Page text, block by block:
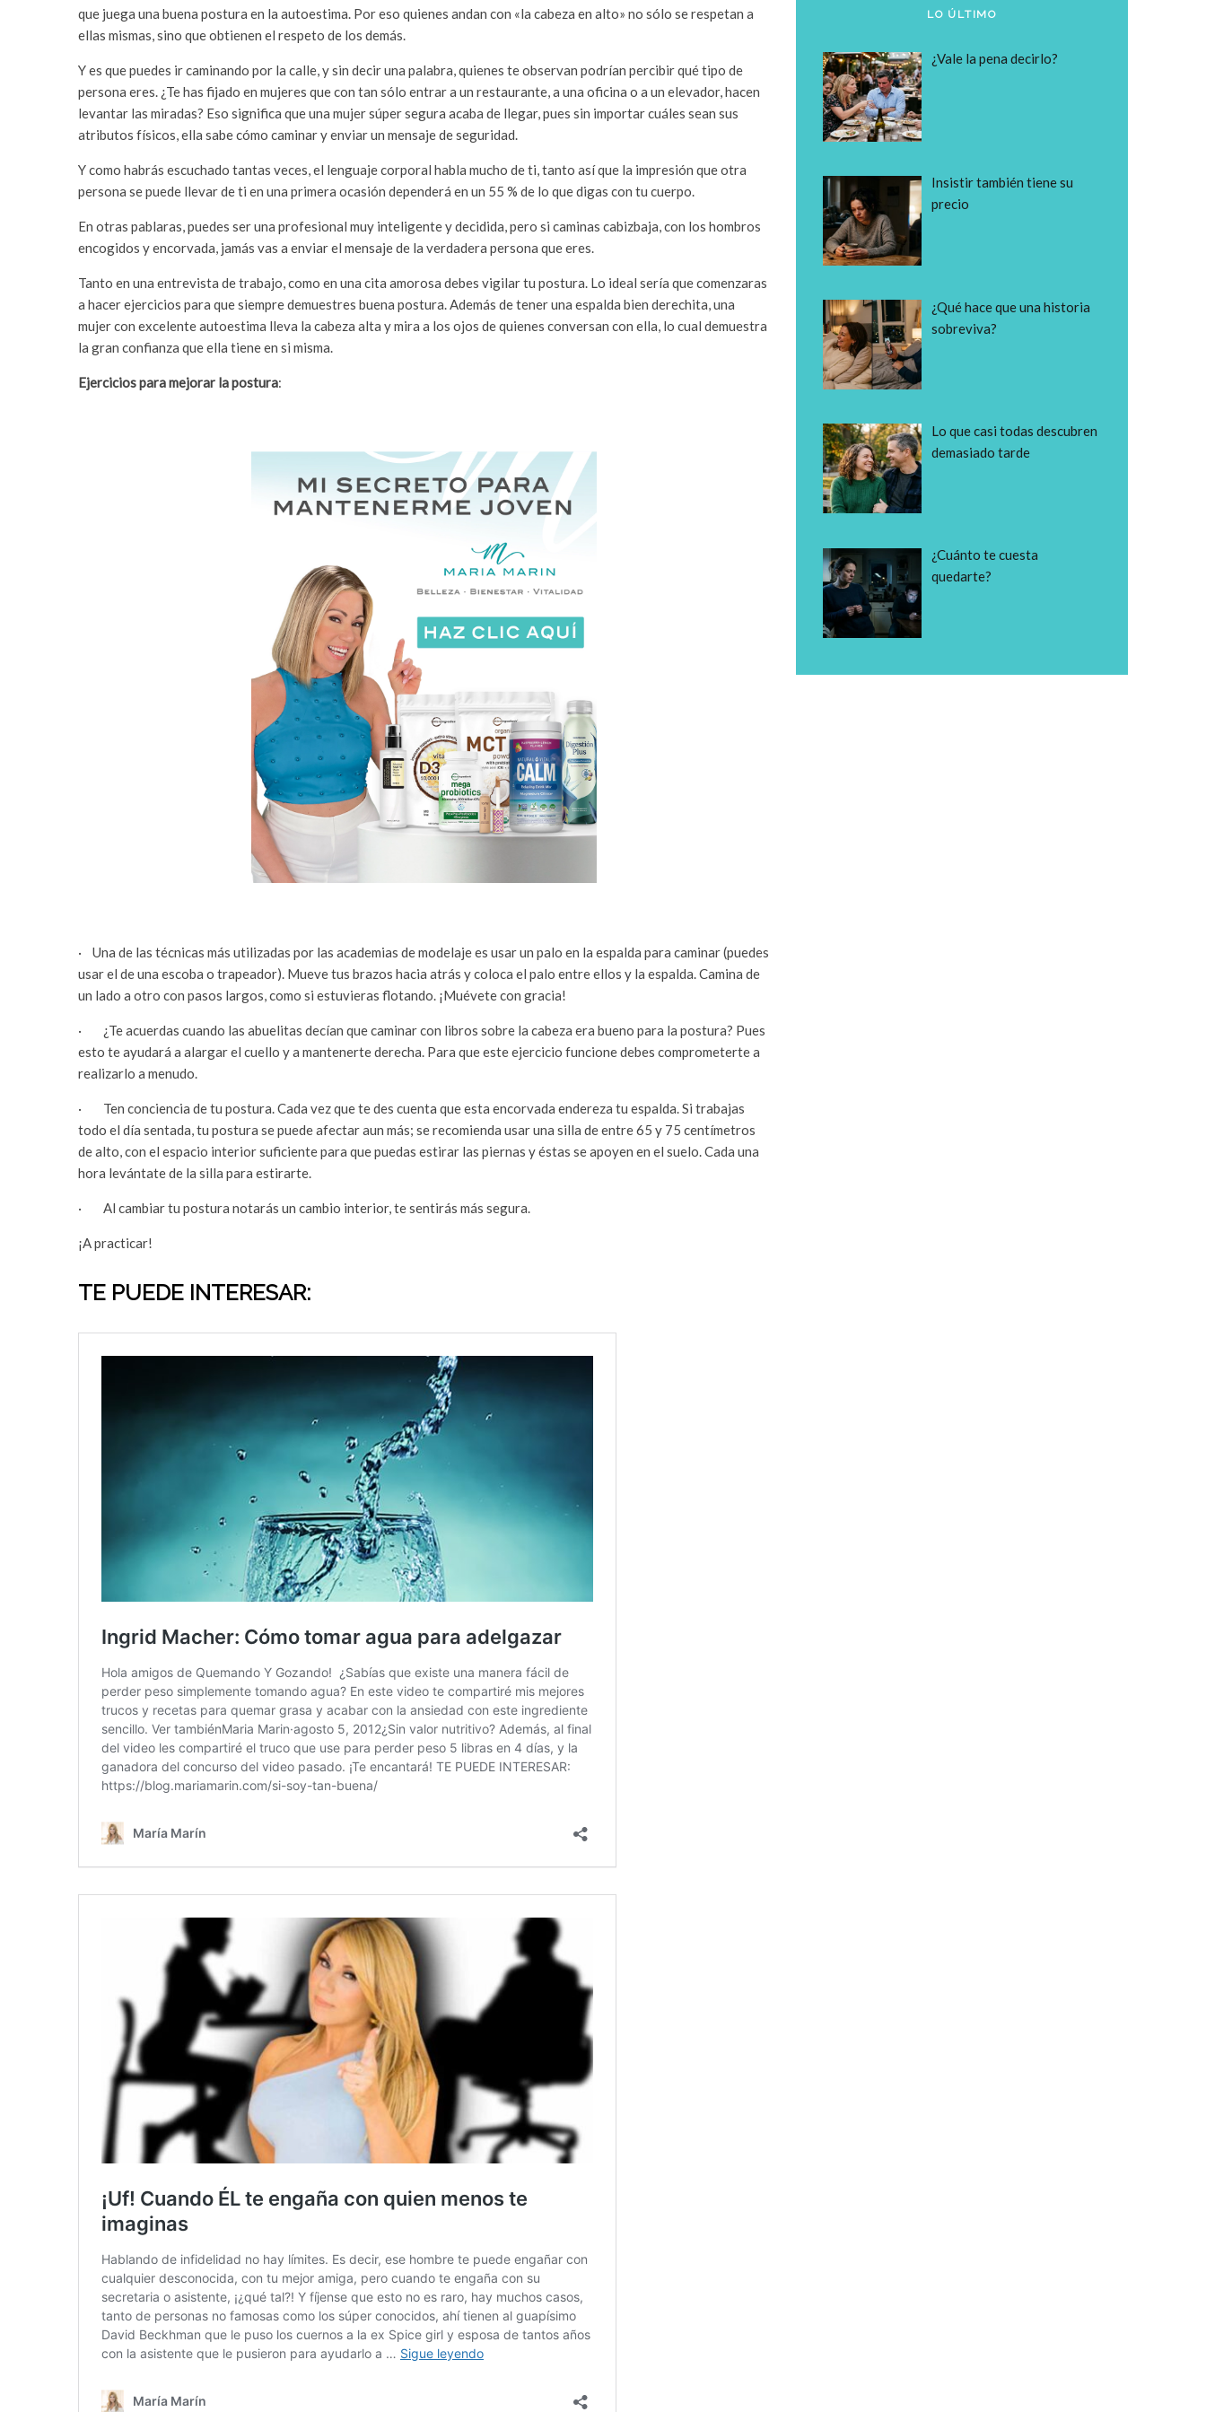
que juega una buena postura en la autoestima. Por eso quienes andan con «la cabeza en alto» no sólo se respetan a
ellas mismas, sino que obtienen el respeto de los demás.
Y es que puedes ir caminando por la calle, y sin decir una palabra, quienes te observan podrían percibir qué tipo de
persona eres. ¿Te has fijado en mujeres que con tan sólo entrar a un restaurante, a una oficina o a un elevador, hacen
levantar las miradas? Eso significa que una mujer súper segura acaba de llegar, pues sin importar cuáles sean sus
atributos físicos, ella sabe cómo caminar y enviar un mensaje de seguridad.
Y como habrás escuchado tantas veces, el lenguaje corporal habla mucho de ti, tanto así que la impresión que otra
persona se puede llevar de ti en una primera ocasión dependerá en un 55 % de lo que digas con tu cuerpo.
En otras pablaras, puedes ser una profesional muy inteligente y decidida, pero si caminas cabizbaja, con los hombros
encogidos y encorvada, jamás vas a enviar el mensaje de la verdadera persona que eres.
Tanto en una entrevista de trabajo, como en una cita amorosa debes vigilar tu postura. Lo ideal sería que comenzaras
a hacer ejercicios para que siempre demuestres buena postura. Además de tener una espalda bien derechita, una
mujer con excelente autoestima lleva la cabeza alta y mira a los ojos de quienes conversan con ella, lo cual demuestra
la gran confianza que ella tiene en si misma.
Ejercicios para mejorar la postura:
· Una de las técnicas más utilizadas por las academias de modelaje es usar un palo en la espalda para caminar (puedes
usar el de una escoba o trapeador). Mueve tus brazos hacia atrás y coloca el palo entre ellos y la espalda. Camina de
un lado a otro con pasos largos, como si estuvieras flotando. ¡Muévete con gracia!
· ¿Te acuerdas cuando las abuelitas decían que caminar con libros sobre la cabeza era bueno para la postura? Pues
esto te ayudará a alargar el cuello y a mantenerte derecha. Para que este ejercicio funcione debes comprometerte a
realizarlo a menudo.
· Ten conciencia de tu postura. Cada vez que te des cuenta que esta encorvada endereza tu espalda. Si trabajas
todo el día sentada, tu postura se puede afectar aun más; se recomienda usar una silla de entre 65 y 75 centímetros
de alto, con el espacio interior suficiente para que puedas estirar las piernas y éstas se apoyen en el suelo. Cada una
hora levántate de la silla para estirarte.
· Al cambiar tu postura notarás un cambio interior, te sentirás más segura.
¡A practicar!
TE PUEDE INTERESAR:
LO ÚLTIMO
¿Vale la pena decirlo?
Insistir también tiene su
precio
¿Qué hace que una historia
sobreviva?
Lo que casi todas descubren
demasiado tarde
¿Cuánto te cuesta
quedarte?